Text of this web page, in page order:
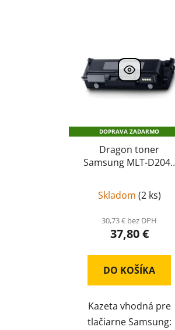
DOPRAVA ZADARMO
Dragon toner
Samsung MLT-D204S
Skladom (2 ks)
30,73 € bez DPH
37,80 €
DO KOŠÍKA
Kazeta vhodná pre
tlačiarne Samsung: